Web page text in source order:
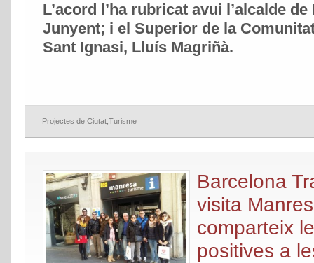
L’acord l’ha rubricat avui l’alcalde
Junyent; i el Superior de la
Sant Ignasi, Lluís Magriñà.
Projectes de Ciutat Turisme
Barcelona
visita
comparteix
positives a